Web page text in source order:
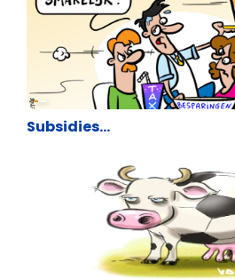
Cartoons
Subsidies…